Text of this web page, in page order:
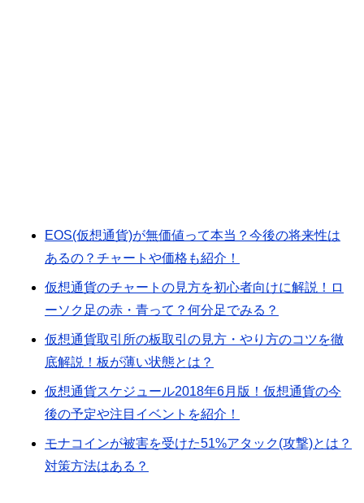
EOS(仮想通貨)が無価値って本当？今後の将来性は
あるの？チャートや価格も紹介！
­­仮想通貨のチャートの見方を初心者向けに解説！ロ
ーソク足の赤・青って？何分足でみる？
仮想通貨取引所の板取引の見方・やり方のコツを徹
底解説！板が薄い状態とは？
仮想通貨スケジュール2018年6月版！仮想通貨の今
後の予定や注目イベントを紹介！
モナコインが被害を受けた51%アタック(攻撃)とは？
対策方法はある？